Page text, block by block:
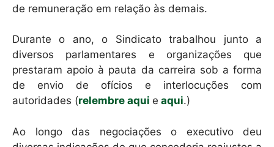
de remuneração em relação às demais.
Durante o ano, o Sindicato trabalhou junto a
diversos parlamentares e organizações que
prestaram apoio à pauta da carreira sob a forma
de envio de ofícios e interlocuções com
autoridades (relembre aqui e aqui.)
Ao longo das negociações o executivo deu